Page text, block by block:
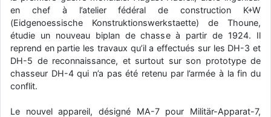
d9pouces: lesquels, par exemple ?
mahmoud: bonsoir, très instructif ce site .mais nous aimerions avoir
les photo des anciens appareils de l'armée de l'air de la haute -volta
d9pouces: Ça me casse quand même bien les pieds, j’avoue
jericho: Pour moi tout est à nouveau OK dirait-on… Merci à toi.
au passage !
en chef à l’atelier fédéral de construction K+W
(Eidgenoessische Konstruktionswerkstaette) de Thoune,
étudie un nouveau biplan de chasse à partir de 1924. Il
reprend en partie les travaux qu’il a effectués sur les DH-3 et
DH-5 de reconnaissance, et surtout sur son prototype de
chasseur DH-4 qui n’a pas été retenu par l’armée à la fin du
conflit.
Le nouvel appareil, désigné MA-7 pour Militär-Apparat-7,